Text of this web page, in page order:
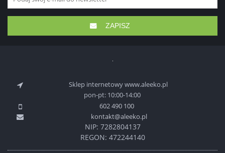
ZAPISZ
Sklep internetowy www.aleeko.pl
pon-pt: 10:00-14:00
602 490 100
kontakt@aleeko.pl
NIP: 7282804137
REGON: 472244140